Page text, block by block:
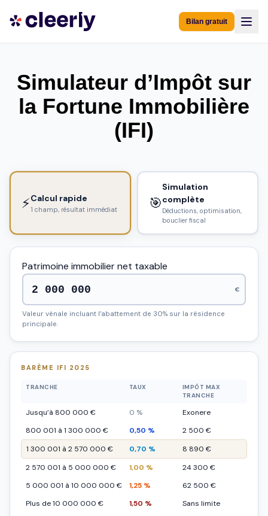
Bilan gratuit
Simulateur d’Impôt sur
la Fortune Immobilière
(IFI)
⚡Calcul rapide
1 champ, résultat immédiat 🎯
Simulation
complète
Déductions, optimisation,
bouclier fiscal
Patrimoine immobilier net taxable
€
Valeur vénale incluant l’abattement de 30% sur la résidence
principale.
BARÈME IFI 2025
TRANCHE TAUX
IMPÔT MAX
TRANCHE
Jusqu’à 800 000 € 0 %
Exonere
800 001 à 1 300 000 €
0,50 %
2 500 €
1 300 001 à 2 570 000 €
0,70 %
8 890 €
2 570 001 à 5 000 000 €
1,00 %
24 300 €
5 000 001 à 10 000 000 €
1,25 %
62 500 €
Plus de 10 000 000 €
1,50 % Sans limite